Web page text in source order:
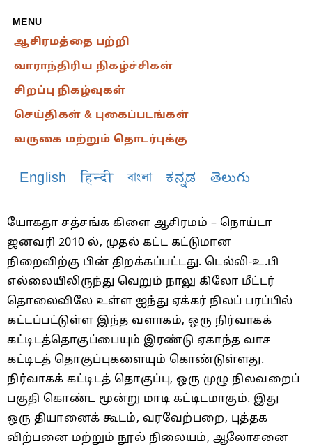
MENU
ஆசிரமத்தை பற்றி
வாராந்திரிய நிகழ்ச்சிகள்
சிறப்பு நிகழ்வுகள்
செய்திகள் & புகைப்படங்கள்
வருகை மற்றும் தொடர்புக்கு
English हिन्दी বাংলা ಕನ್ನಡ తెలుగు
யோகதா சத்சங்க கிளை ஆசிரமம் – நொய்டா
ஜனவரி 2010 ல், முதல் கட்ட கட்டுமான
நிறைவிற்கு பின் திறக்கப்பட்டது. டெல்லி-உ.பி
எல்லையிலிருந்து வெறும் நாலு கிலோ மீட்டர்
தொலைவிலே உள்ள ஐந்து ஏக்கர் நிலப் பரப்பில்
கட்டப்பட்டுள்ள இந்த வளாகம், ஒரு நிர்வாகக்
கட்டிடத்தொகுப்பையும் இரண்டு ஏகாந்த வாச
கட்டிடத் தொகுப்புகளையும் கொண்டுள்ளது.
நிர்வாகக் கட்டிடத் தொகுப்பு, ஒரு முழு நிலவறைப்
பகுதி கொண்ட மூன்று மாடி கட்டிடமாகும். இது
ஒரு தியானைக் கூடம், வரவேற்பறை, புத்தக
விற்பனை மற்றும் நூல் நிலையம், ஆலோசனை